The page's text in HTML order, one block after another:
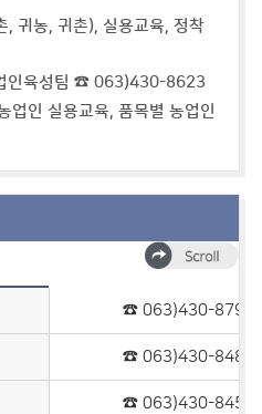
, 귀농, 귀촌), 실용교육, 정착
인육성팀 ☎ 063)430-8623
업인 실용교육, 품목별 농업인
☎ 063)430-8791
☎ 063)430-8488
☎ 063)430-8458